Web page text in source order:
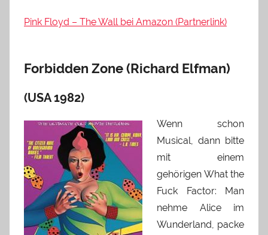
Pink Floyd – The Wall bei Amazon (Partnerlink)
Forbidden Zone (Richard Elfman)
(USA 1982)
Wenn schon
Musical, dann bitte
mit einem
gehörigen What the
Fuck Factor: Man
nehme Alice im
Wunderland, packe